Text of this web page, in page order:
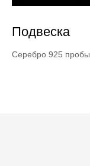
Подвеска
Серебро 925 пробы